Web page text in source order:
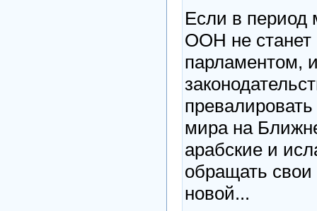
Если в период
ООН не
парламентом,
мира на
арабские и
обращать
новой...